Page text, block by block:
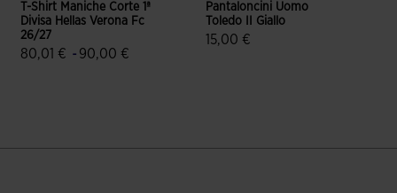
T-Shirt Maniche Corte 1ª
Divisa Hellas Verona Fc
26/27
80,01 € - 90,00 €
Pantaloncini Uomo
Toledo II Giallo
15,00 €